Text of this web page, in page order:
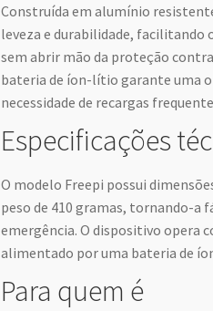
Construída em alumínio
leveza e durabilidade,
sem abrir mão da proteção
bateria de íon-lítio garante uma
necessidade de recargas
Especificações
O modelo Freepi possui
peso de 410 gramas, tornando-a
emergência. O dispositivo opera
alimentado por uma bateria de
Para quem é